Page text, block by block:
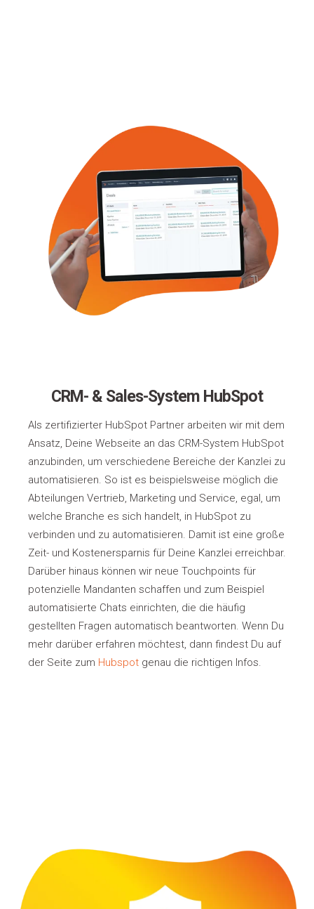
CRM- & Sales-System HubSpot
Als zertifizierter HubSpot Partner arbeiten wir mit dem
Ansatz, Deine Webseite an das CRM-System HubSpot
anzubinden, um verschiedene Bereiche der Kanzlei zu
automatisieren. So ist es beispielsweise möglich die
Abteilungen Vertrieb, Marketing und Service, egal, um
welche Branche es sich handelt, in HubSpot zu
verbinden und zu automatisieren. Damit ist eine große
Zeit- und Kostenersparnis für Deine Kanzlei erreichbar.
Darüber hinaus können wir neue Touchpoints für
potenzielle Mandanten schaffen und zum Beispiel
automatisierte Chats einrichten, die die häufig
gestellten Fragen automatisch beantworten. Wenn Du
mehr darüber erfahren möchtest, dann findest Du auf
der Seite zum Hubspot genau die richtigen Infos.